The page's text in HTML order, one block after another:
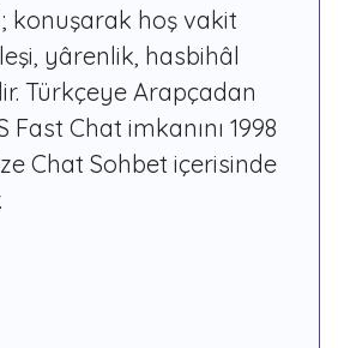
konuşarak hoş vakit
yârenlik, hasbihâl
Türkçeye Arapçadan
Fast Chat imkanını 1998
Chat Sohbet içerisinde